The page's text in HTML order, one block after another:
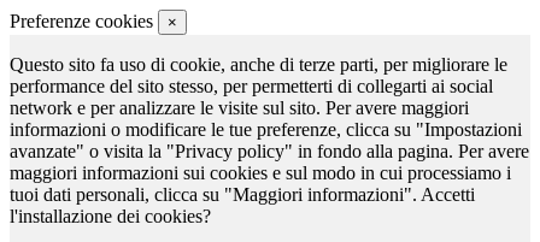
Preferenze cookies ×
Questo sito fa uso di cookie, anche di terze parti, per migliorare le
performance del sito stesso, per permetterti di collegarti ai social
network e per analizzare le visite sul sito. Per avere maggiori
informazioni o modificare le tue preferenze, clicca su "Impostazioni
avanzate" o visita la "Privacy policy" in fondo alla pagina. Per avere
maggiori informazioni sui cookies e sul modo in cui processiamo i
tuoi dati personali, clicca su "Maggiori informazioni". Accetti
l'installazione dei cookies?